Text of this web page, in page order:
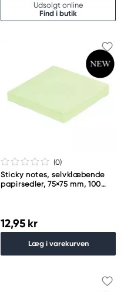
Udsolgt online
Find i butik
(0)
Sticky notes, selvklæbende
papirsedler, 75×75 mm, 100
12,95 kr
Læg i varekurven